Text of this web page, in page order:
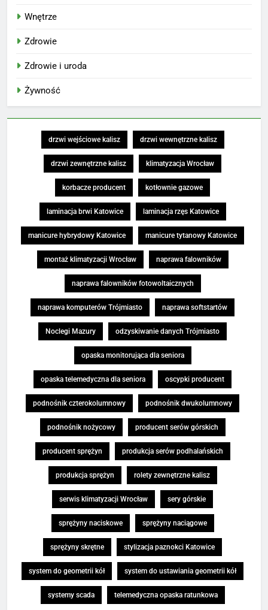
Wnętrze
Zdrowie
Zdrowie i uroda
Żywność
drzwi wejściowe kalisz drzwi wewnętrzne kalisz
drzwi zewnętrzne kalisz klimatyzacja Wrocław
korbacze producent kotłownie gazowe
laminacja brwi Katowice laminacja rzęs Katowice
manicure hybrydowy Katowice manicure tytanowy Katowice
montaż klimatyzacji Wrocław naprawa falowników
naprawa falowników fotowoltaicznych
naprawa komputerów Trójmiasto naprawa softstartów
Noclegi Mazury odzyskiwanie danych Trójmiasto
opaska monitorująca dla seniora
opaska telemedyczna dla seniora oscypki producent
podnośnik czterokolumnowy podnośnik dwukolumnowy
podnośnik nożycowy producent serów górskich
producent sprężyn produkcja serów podhalańskich
produkcja sprężyn rolety zewnętrzne kalisz
serwis klimatyzacji Wrocław sery górskie
sprężyny naciskowe sprężyny naciągowe
sprężyny skrętne stylizacja paznokci Katowice
system do geometrii kół system do ustawiania geometrii kół
systemy scada telemedyczna opaska ratunkowa